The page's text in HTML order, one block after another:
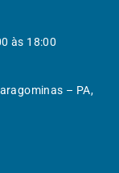
às 18:00
– PA,